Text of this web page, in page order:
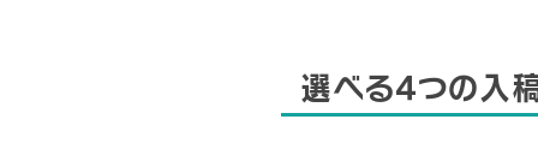
選べる4つの入